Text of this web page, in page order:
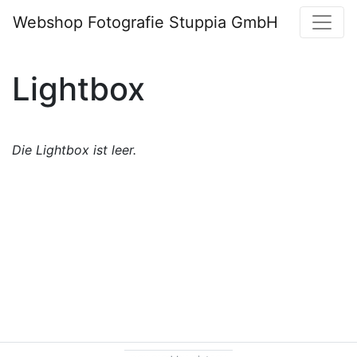
Webshop Fotografie Stuppia GmbH
Lightbox
Die Lightbox ist leer.